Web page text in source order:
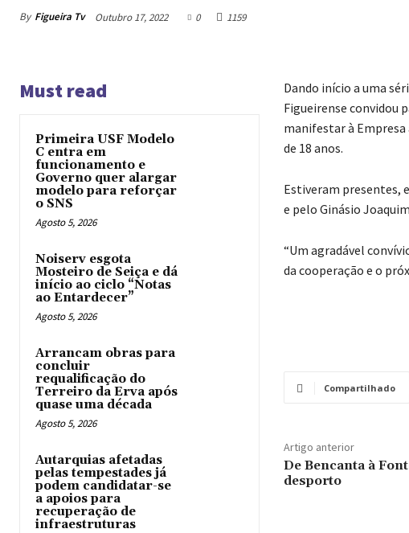
By Figueira Tv Outubro 17, 2022 0 1159
Must read
Primeira USF Modelo
C entra em
funcionamento e
Governo quer alargar
modelo para reforçar
o SNS
Agosto 5, 2026
Noiserv esgota
Mosteiro de Seiça e dá
início ao ciclo “Notas
ao Entardecer”
Agosto 5, 2026
Arrancam obras para
concluir
requalificação do
Terreiro da Erva após
quase uma década
Agosto 5, 2026
Autarquias afetadas
pelas tempestades já
podem candidatar-se
a apoios para
recuperação de
infraestruturas
Dando início a uma
Figueirense convidou
manifestar à Empresa
de 18 anos.
Estiveram presentes,
e pelo Ginásio
“Um agradável
da cooperação e o
Compartilhado
Artigo anterior
De Bencanta à
desporto